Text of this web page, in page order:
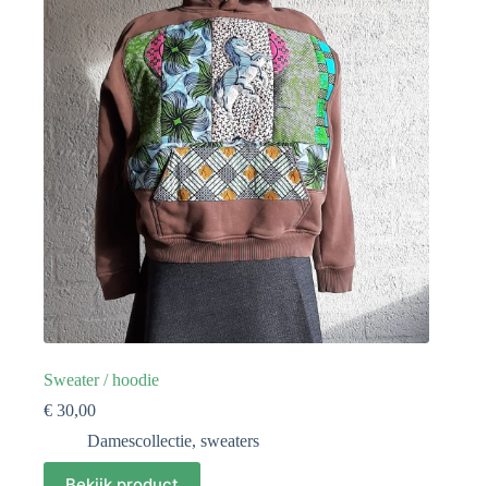
Sweater / hoodie
€ 30,00
Damescollectie, sweaters